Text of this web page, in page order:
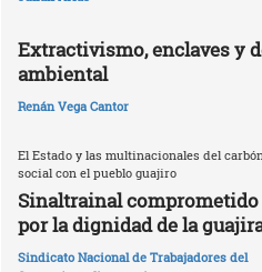
Extractivismo, enclaves y
ambiental
Renán Vega Cantor
El Estado y las multinacionales del
social con el pueblo guajiro
Sinaltrainal comprometido
por la dignidad de la
Sindicato Nacional de Trabajadores del